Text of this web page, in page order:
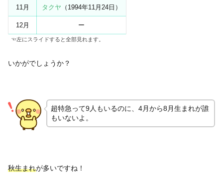
11月 タクヤ （1994年11月24日）
12月 ー
☜左にスライドすると全部見れます。
いかがでしょうか？
超特急って9人もいるのに、4月から8月生まれが誰
もいないよ。
秋生まれが多いですね！